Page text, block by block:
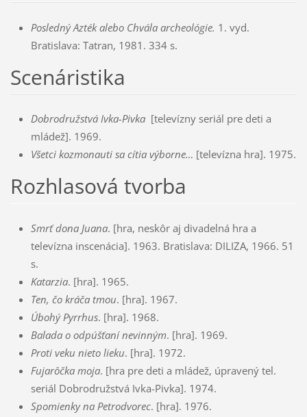
Posledný Azték alebo Chvála archeológie. 1. vyd.
Bratislava: Tatran, 1981. 334 s.
Scenáristika
Dobrodružstvá Ivka-Pivka[televízny seriál pre deti a
mládež]. 1969.
Všetci kozmonauti sa cítia výborne… [televízna hra]. 1975.
Rozhlasová tvorba
Smrť dona Juana. [hra, neskôr aj divadelná hra a
televízna inscenácia]. 1963. Bratislava: DILIZA, 1966. 51
s.
Katarzia. [hra]. 1965.
Ten, čo kráča tmou. [hra]. 1967.
Úbohý Pyrrhus. [hra]. 1968.
Balada o odpúšťaní nevinným. [hra]. 1969.
Proti veku nieto lieku. [hra]. 1972.
Fujarôčka moja. [hra pre deti a mládež, úpravený tel.
seriál Dobrodružstvá Ivka-Pivka]. 1974.
Spomienky na Petrodvorec. [hra]. 1976.